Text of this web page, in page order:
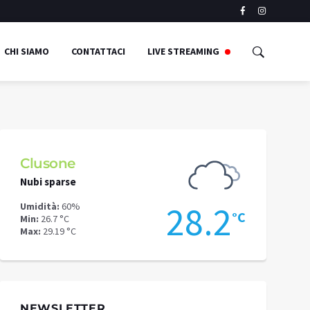
CHI SIAMO CONTATTACI LIVE STREAMING
Clusone
Nubi sparse
Umidità: 60%
Min: 26.7 °C
Max: 29.19 °C 28.2°C